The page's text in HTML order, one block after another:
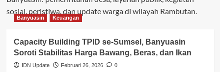
sosial, peristiwa, dan update warga di wilayah Rambutan.
Banyuasin Keuangan
Capacity Building TPID se-Sumsel, Banyuasin
Soroti Stabilitas Harga Bawang, Beras, dan Ikan
IDN Update Februari 26, 2026 0